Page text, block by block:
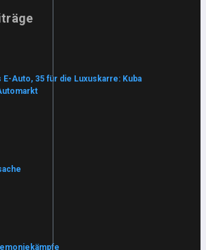
Auto, 35 für die Luxuskarre: Kuba